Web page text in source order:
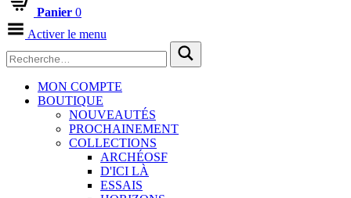
Panier 0
Activer le menu
MON COMPTE
BOUTIQUE
NOUVEAUTÉS
PROCHAINEMENT
COLLECTIONS
ARCHÉOSF
D'ICI LÀ
ESSAIS